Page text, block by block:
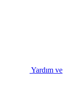
Yardım ve